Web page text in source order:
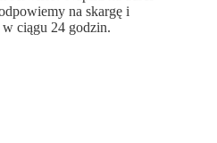
na skargę i
w ciągu 24 godzin.